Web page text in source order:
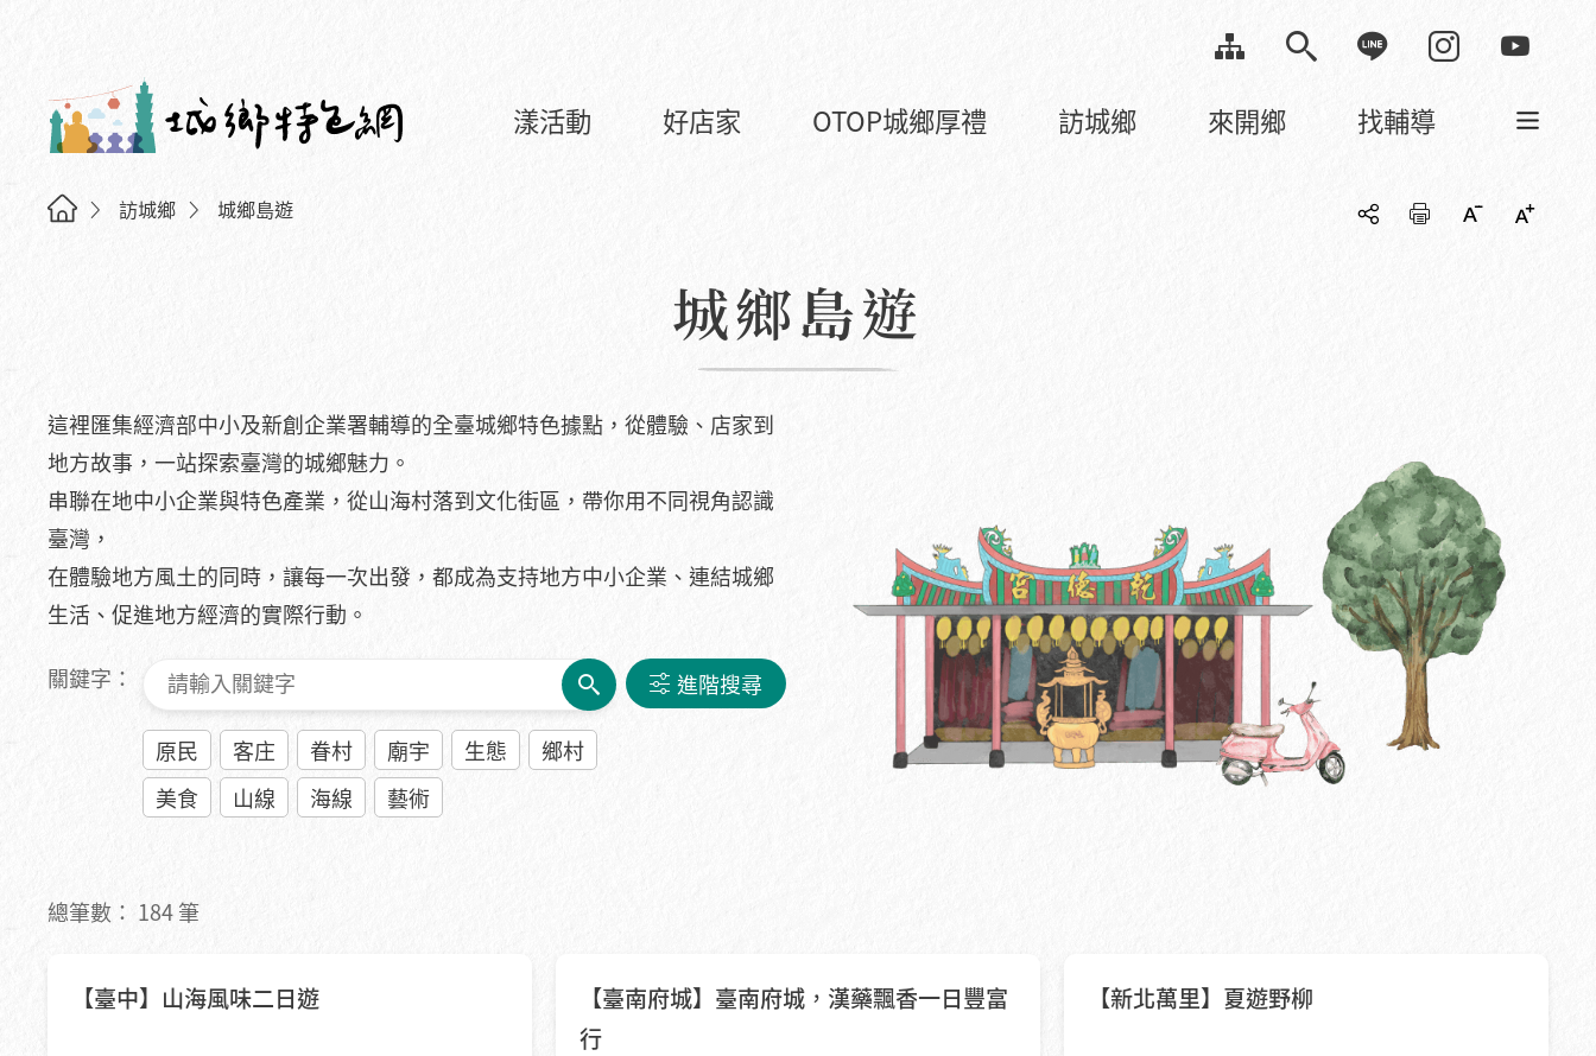
漾活動 好店家 OTOP城鄉厚禮 訪城鄉 來開鄉 找輔導
訪城鄉 城鄉島遊
城鄉島遊
這裡匯集經濟部中小及新創企業署輔導的全臺城鄉特色據點，從體驗、店家到
地方故事，一站探索臺灣的城鄉魅力。
串聯在地中小企業與特色產業，從山海村落到文化街區，帶你用不同視角認識
臺灣，
在體驗地方風土的同時，讓每一次出發，都成為支持地方中小企業、連結城鄉
生活、促進地方經濟的實際行動。
關鍵字：
原民 客庄 眷村 廟宇 生態
鄉村
美食
山線 海線 藝術
進階搜尋
總筆數： 184筆
【臺中】山海風味二日遊
【臺南府城】臺南府城，漢藥飄香一日豐富
行
【新北萬里】夏遊野柳